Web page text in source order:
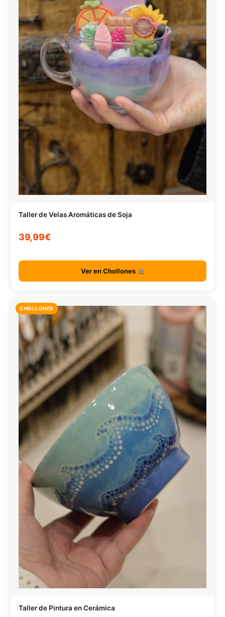
Taller de Velas Aromáticas de Soja
39,99€
Ver en Chollones
CHOLLONES
Taller de Pintura en Cerámica